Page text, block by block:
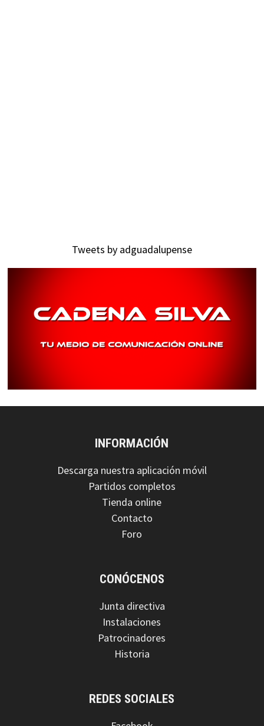
Tweets by adguadalupense
INFORMACIÓN
Descarga nuestra aplicación móvil
Partidos completos
Tienda online
Contacto
Foro
CONÓCENOS
Junta directiva
Instalaciones
Patrocinadores
Historia
REDES SOCIALES